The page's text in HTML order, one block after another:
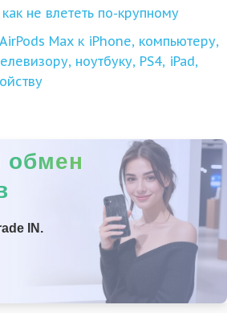
не влететь по-крупному
Max к iPhone, компьютеру,
ноутбуку, PS4, iPad,
IN.